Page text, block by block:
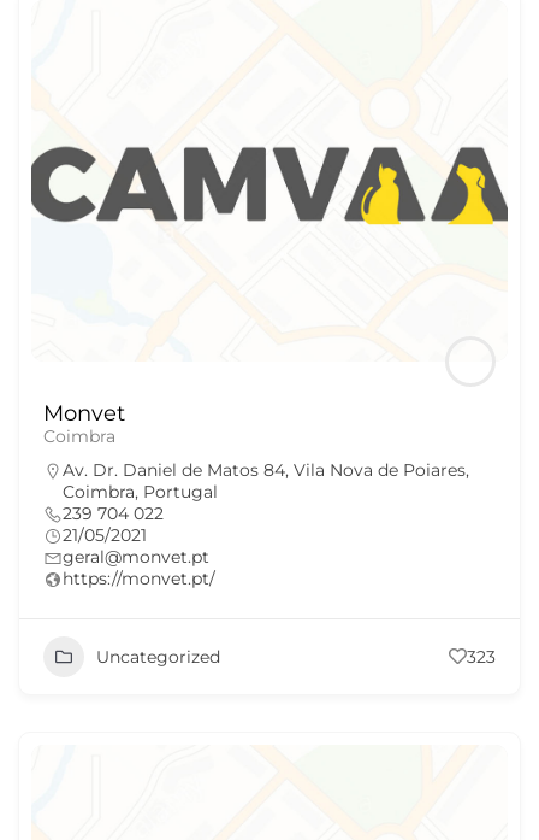
Monvet
Coimbra
Av. Dr. Daniel de Matos 84, Vila Nova de Poiares,
Coimbra, Portugal
239 704 022
21/05/2021
geral@monvet.pt
https://monvet.pt/
Uncategorized 323